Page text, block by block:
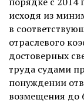
исходя из
в
отраслевого
достоверных
труда судами
понуждении
возмещения до